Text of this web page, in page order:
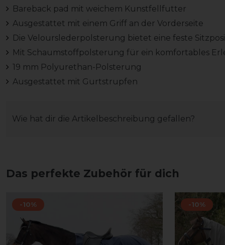
Bareback pad mit weichem Kunstfellfutter
Ausgestattet mit einem Griff an der Vorderseite
Die Velourslederpolsterung bietet eine feste
Mit Schaumstoffpolsterung für ein komfortables
19 mm Polyurethan-Polsterung
Ausgestattet mit Gurtstrupfen
Wie hat dir die Artikelbeschreibung gefallen?
Das perfekte Zubehör für dich
-10% -10%